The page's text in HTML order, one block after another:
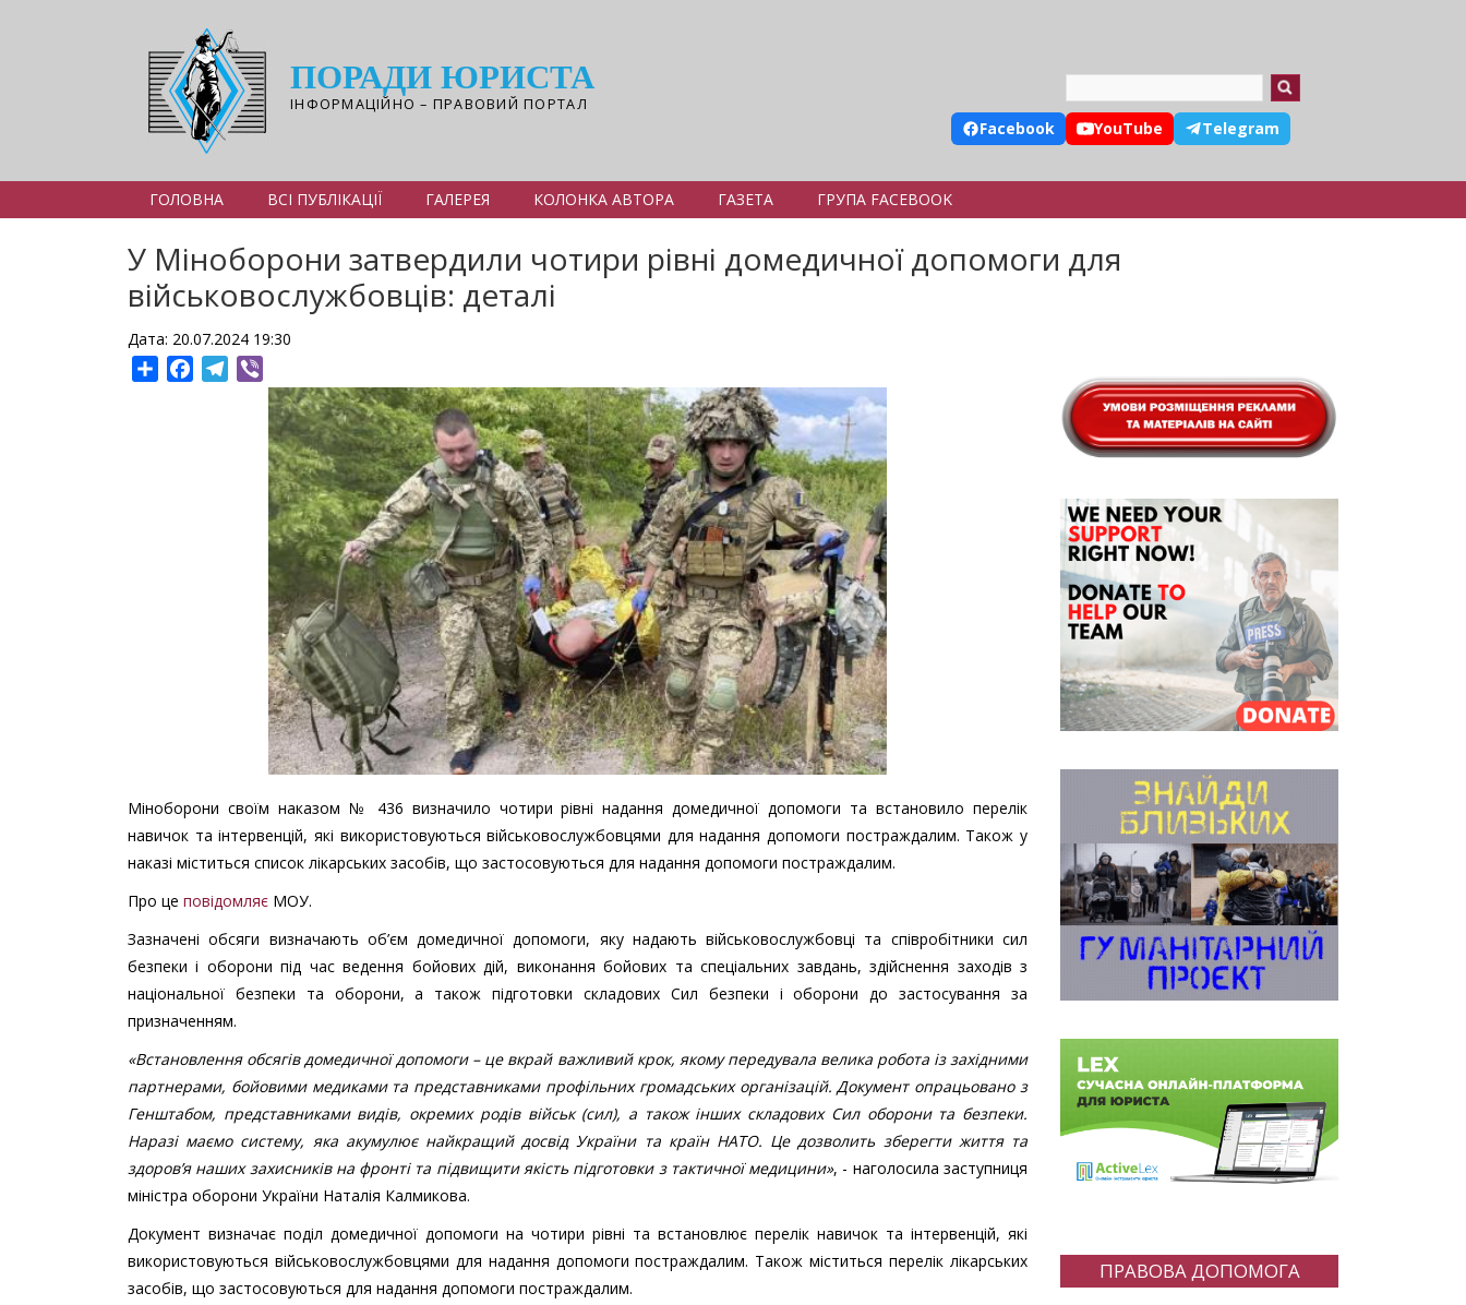
ПОРАДИ ЮРИСТА
ІНФОРМАЦІЙНО – ПРАВОВИЙ ПОРТАЛ
Facebook YouTube Telegram
ГОЛОВНА ВСІ ПУБЛІКАЦІЇ ГАЛЕРЕЯ КОЛОНКА АВТОРА ГАЗЕТА ГРУПА FACEBOOK
У Міноборони затвердили чотири рівні домедичної допомоги для
військовослужбовців: деталі
Дата: 20.07.2024 19:30
ShareFacebookTelegram
Міноборони своїм наказом № 436 визначило чотири рівні надання домедичної допомоги та встановило перелік
навичок та інтервенцій, які використовуються військовослужбовцями для надання допомоги постраждалим. Також у
наказі міститься список лікарських засобів, що застосовуються для надання допомоги постраждалим.
Про це повідомляє МОУ.
Зазначені обсяги визначають об’єм домедичної допомоги, яку надають військовослужбовці та співробітники сил
безпеки і оборони під час ведення бойових дій, виконання бойових та спеціальних завдань, здійснення заходів з
національної безпеки та оборони, а також підготовки складових Сил безпеки і оборони до застосування за
призначенням.
«Встановлення обсягів домедичної допомоги – це вкрай важливий крок, якому передувала велика робота із західними
партнерами, бойовими медиками та представниками профільних громадських організацій. Документ опрацьовано з
Генштабом, представниками видів, окремих родів військ (сил), а також інших складових Сил оборони та безпеки.
Наразі маємо систему, яка акумулює найкращий досвід України та країн НАТО. Це дозволить зберегти життя та
здоров’я наших захисників на фронті та підвищити якість підготовки з тактичної медицини», - наголосила заступниця
міністра оборони України Наталія Калмикова.
Документ визначає поділ домедичної допомоги на чотири рівні та встановлює перелік навичок та інтервенцій, які
використовуються військовослужбовцями для надання допомоги постраждалим. Також міститься перелік лікарських
засобів, що застосовуються для надання допомоги постраждалим.
ПРАВОВА ДОПОМОГА